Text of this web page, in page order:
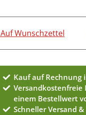
Auf Wunschzettel
Kauf auf Rechnung
Versandkostenfreie
einem Bestellwert
Schneller Versand